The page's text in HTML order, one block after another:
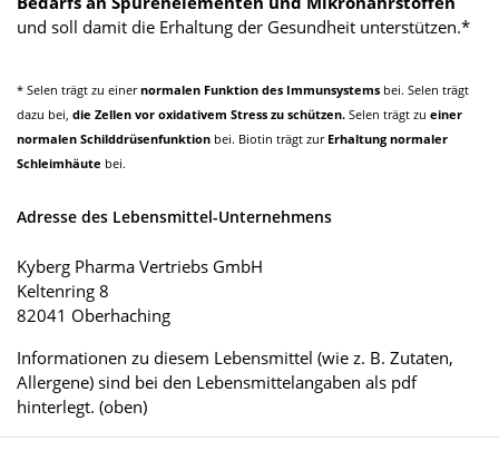
und soll damit die Erhaltung der Gesundheit unterstützen.*
* Selen trägt zu einernormalen Funktion des Immunsystems bei. Selen trägt
dazu bei, die Zellen vor oxidativem Stress zu schützen. Selen trägt zu einer
normalen Schilddrüsenfunktion bei. Biotin trägt zur Erhaltung normaler
Schleimhäute bei.
Adresse des Lebensmittel-Unternehmens
Kyberg Pharma Vertriebs GmbH
Keltenring 8
82041 Oberhaching
Informationen zu diesem Lebensmittel (wie z. B. Zutaten,
Allergene) sind bei den Lebensmittelangaben als pdf
hinterlegt. (oben)